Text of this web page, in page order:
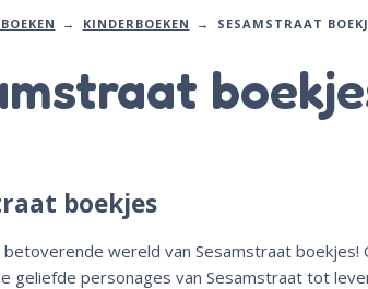
KINDERBOEKEN SESAMSTRAAT
boekjes
betoverende wereld van Sesamstraat
geliefde personages van Sesamstraat tot